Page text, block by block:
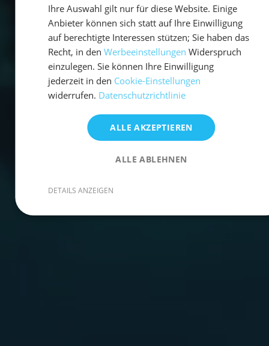
Ihre Auswahl gilt nur für diese Website. Einige
Anbieter können sich statt auf Ihre Einwilligung
auf berechtigte Interessen stützen; Sie haben das
Recht, in den Werbeeinstellungen Widerspruch
einzulegen. Sie können Ihre Einwilligung
jederzeit in den Cookie-Einstellungen
widerrufen. Datenschutzrichtlinie
ALLE AKZEPTIEREN
ALLE ABLEHNEN
DETAILS ANZEIGEN